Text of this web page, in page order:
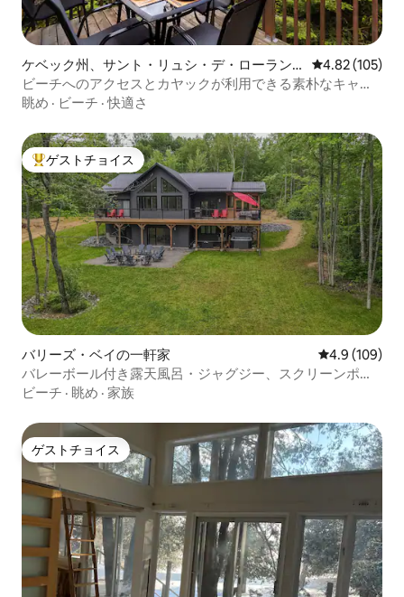
ケベック州、サント・リュシ・デ・ローラン
ティッドの一軒家
レビュー105
4.82 (105)
ビーチへのアクセスとカヤックが利用できる素朴なキャビ
ン
眺め · ビーチ ·快適さ
大好評のゲストチョイスです。
ゲストチョイス
バリーズ・ベイの一軒家 レビュー109
4.9 (109)
バレーボール付き露天風呂・ジャグジー、スクリーンポー
チ、ゲームルーム
ビーチ · 眺め · 家族
ゲストチョイス
ゲストチョイス